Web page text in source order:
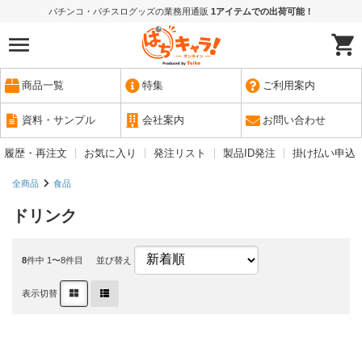
パチンコ・パチスログッズの業務用通販 1アイテムでの出荷可能！
商品一覧 特集 ご利用案内
資料・サンプル 会社案内 お問い合わせ
履歴・再注文 お気に入り 発注リスト 製品ID発注 掛け払い申込
全商品 食品
ドリンク
8件中 1〜8件目 並び替え
表示切替